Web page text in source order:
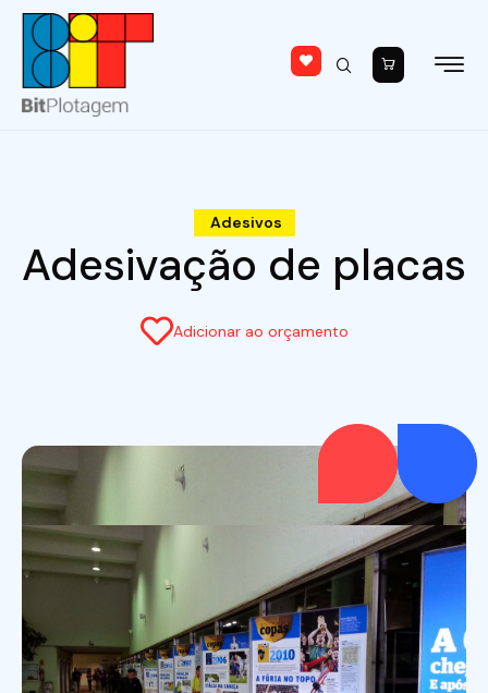
Adesivos
Adesivação de placas
Adicionar ao orçamento